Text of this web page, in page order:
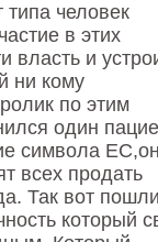
типа человек
в этих
власть и
ни кому
по этим
один
символа
всех продать
Так вот
который